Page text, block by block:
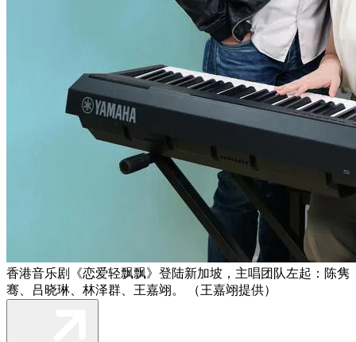
香港音乐剧《恋爱轻飘飘》登陆新加坡，主唱团队左起：陈隽
骞、吕晓琳、林泽群、王嘉翊。 （王嘉翊提供）